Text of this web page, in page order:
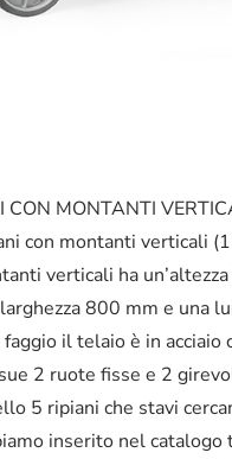
CON MONTANTI
con montanti verticali
verticali ha
800 mm e una
il telaio è in
2 ruote fisse e 2
5 ripiani che stavi
inserito nel